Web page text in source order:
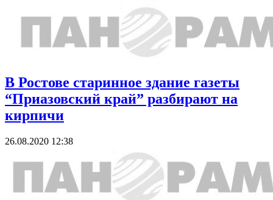
В Ростове старинное здание газеты
“Приазовский край” разбирают на
кирпичи
26.08.2020 12:38